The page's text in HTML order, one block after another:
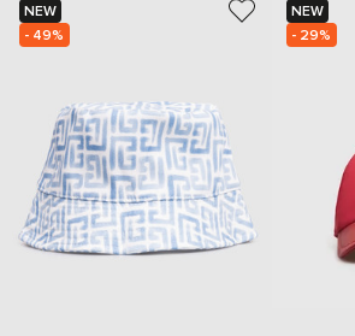
NEW
- 49%
NEW
- 29%